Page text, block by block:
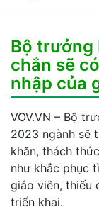
Bộ trưởng
chắn sẽ
nhập của
VOV.VN – Bộ
2023 ngành sẽ
khăn, thách
như khắc phục
giáo viên, thiếu
triển khai.